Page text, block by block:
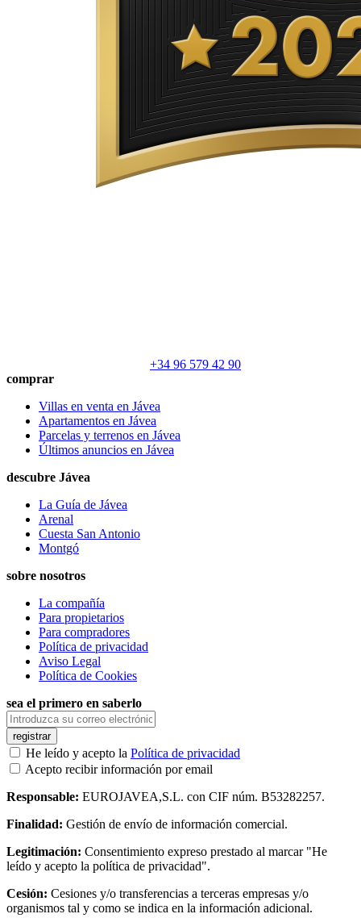
+34 96 579 42 90
comprar
Villas en venta en Jávea
Apartamentos en Jávea
Parcelas y terrenos en Jávea
Últimos anuncios en Jávea
descubre Jávea
La Guía de Jávea
Arenal
Cuesta San Antonio
Montgó
sobre nosotros
La compañía
Para propietarios
Para compradores
Política de privacidad
Aviso Legal
Política de Cookies
sea el primero en saberlo
registrar
He leído y acepto la Política de privacidad
Acepto recibir información por email
Responsable: EUROJAVEA,S.L. con CIF núm. B53282257.
Finalidad: Gestión de envío de información comercial.
Legitimación: Consentimiento expreso prestado al marcar "He
leído y acepto la política de privacidad".
Cesión: Cesiones y/o transferencias a terceras empresas y/o
organismos tal y como se indica en la información adicional.